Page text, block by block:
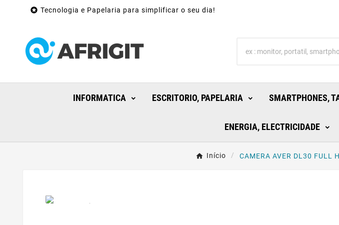
 Tecnologia e Papelaria para simplificar o seu dia!
INFORMATICA ESCRITORIO, PAPELARIA SMARTPHONES,
ENERGIA, ELECTRICIDADE
Início CAMERA AVER DL30 FULL
Apenas Online